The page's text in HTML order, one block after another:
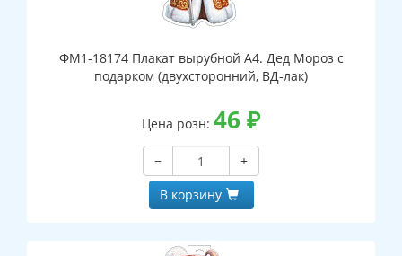
ФМ1-18174 Плакат вырубной А4. Дед Мороз с
подарком (двухсторонний, ВД-лак)
Цена розн: 46 ₽
−
+
В корзину